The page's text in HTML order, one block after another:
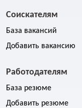
Соискателям
База вакансий
Добавить вакансию
Работодателям
База резюме
Добавить резюме